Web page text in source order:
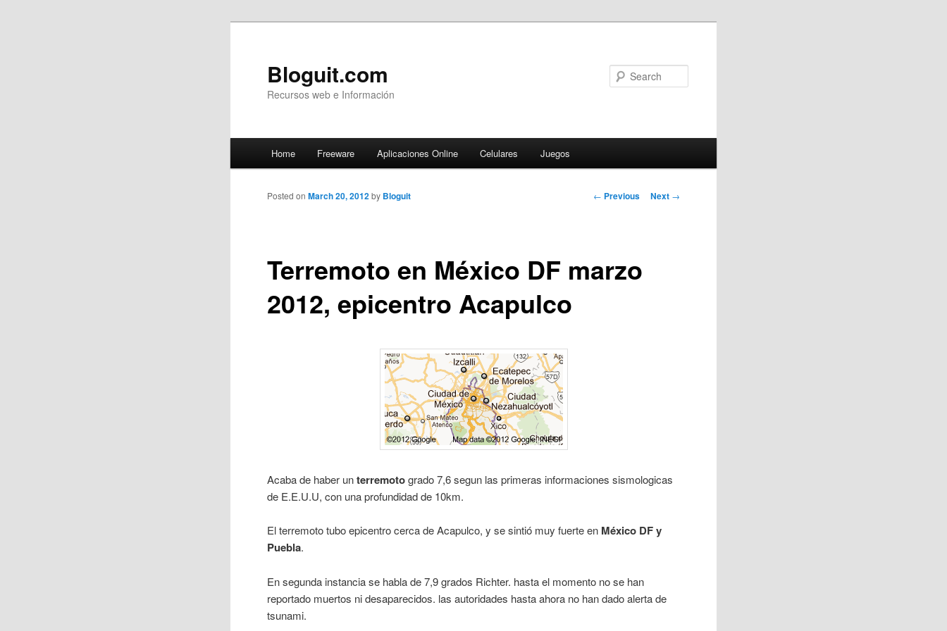
Bloguit.com
Recursos web e Información
Skip
to
content
Home Freeware Aplicaciones Online Celulares Juegos
Post
← Previous Next →
Terremoto en México DF marzo
2012, epicentro Acapulco
Posted onMarch 20, 2012 by Bloguit
Acaba de haber unterremotogrado 7,6 segun las primeras informaciones sismologicas
de E.E.U.U, con una profundidad de 10km.
El terremoto tubo epicentro cerca de Acapulco, y se sintió muy fuerte en México DF y
Puebla.
En segunda instancia se habla de 7,9 grados Richter. hasta el momento no se han
reportado muertos ni desaparecidos. las autoridades hasta ahora no han dado alerta de
tsunami.